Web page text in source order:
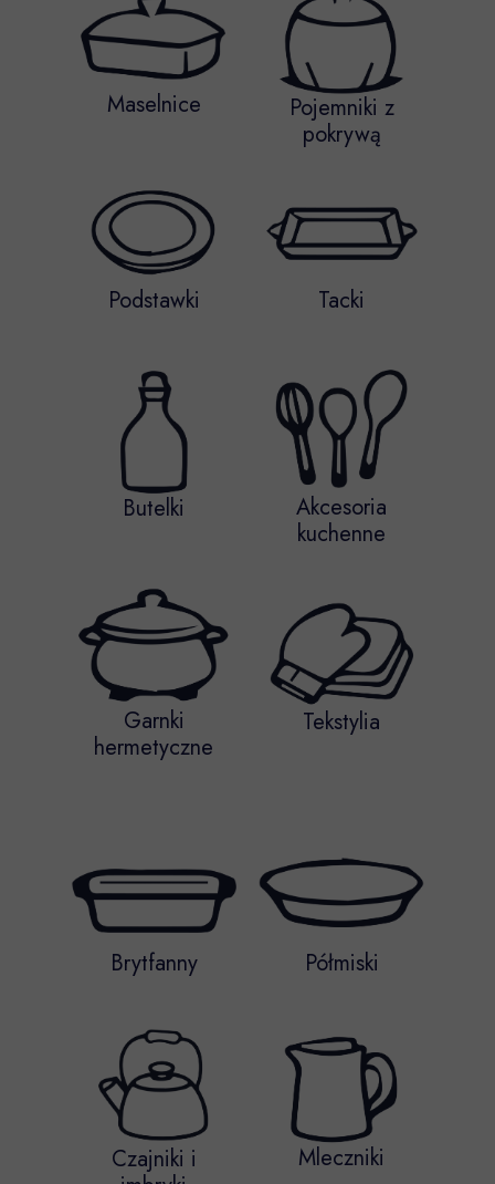
Maselnice
Pojemniki z
pokrywą
Podstawki Tacki
Butelki
Akcesoria
kuchenne
Garnki
hermetyczne
Tekstylia
Brytfanny Półmiski
Czajniki i
Mleczniki